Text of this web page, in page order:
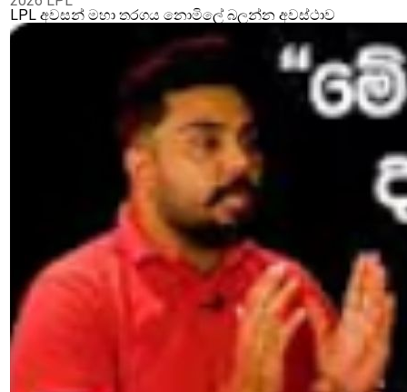
LPL අවසන් මහා තරගය නොමිලේ බලන්න අවස්ථාව